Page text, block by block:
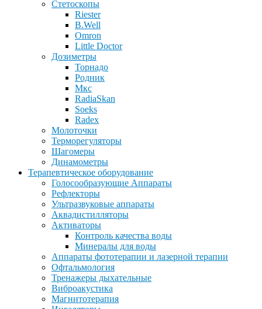
Стетоскопы
Riester
B.Well
Omron
Little Doctor
Дозиметры
Торнадо
Родник
Мкс
RadiaSkan
Soeks
Radex
Молоточки
Терморегуляторы
Шагомеры
Динамометры
Терапевтическое оборудование
Голосообразующие Аппараты
Рефлекторы
Ультразвуковые аппараты
Аквадистилляторы
Активаторы
Контроль качества воды
Минералы для воды
Аппараты фототерапии и лазерной терапии
Офтальмология
Тренажеры дыхательные
Виброакустика
Магнитотерапия